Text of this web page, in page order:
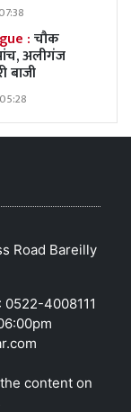
:चौक
अलीगंज
बाजी
Road Bareilly
0522-4008111
content on